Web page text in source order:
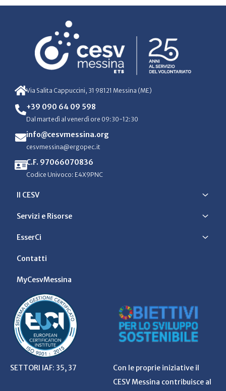
Via Salita Cappuccini, 31 98121 Messina (ME)
+39 090 64 09 598
Dal martedì al venerdì ore 09:30-12:30
info@cesvmessina.org
cesvmessina@ergopec.it
C.F. 97066070836
Codice Univoco: E4X9PNC
Il CESV
Servizi e Risorse
EsserCi
Contatti
MyCesvMessina
SETTORI IAF: 35, 37
Con le proprie iniziative il
CESV Messina contribuisce al